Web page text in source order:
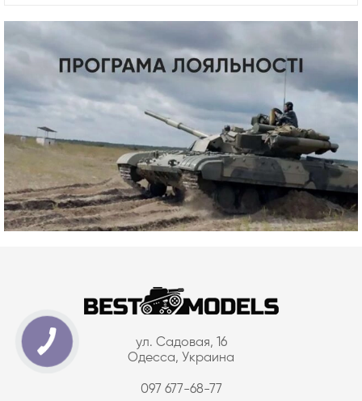
ул. Садовая, 16
Одесса, Украина
097 677-68-77